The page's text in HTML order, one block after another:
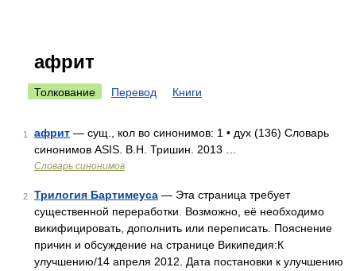
африт
Толкование Перевод Книги
1 африт — сущ., кол во синонимов: 1 • дух (136) Словарь
синонимов ASIS. В.Н. Тришин. 2013 …
Словарь синонимов
2 Трилогия Бартимеуса — Эта страница требует
существенной переработки. Возможно, её необходимо
викифицировать, дополнить или переписать. Пояснение
причин и обсуждение на странице Википедия:К
улучшению/14 апреля 2012. Дата постановки к улучшению